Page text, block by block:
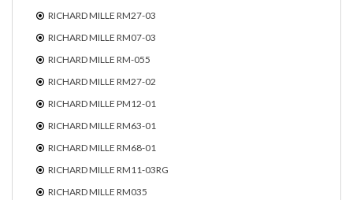
RICHARD MILLE RM27-03
RICHARD MILLE RM07-03
RICHARD MILLE RM-055
RICHARD MILLE RM27-02
RICHARD MILLE PM12-01
RICHARD MILLE RM63-01
RICHARD MILLE RM68-01
RICHARD MILLE RM11-03RG
RICHARD MILLE RM035